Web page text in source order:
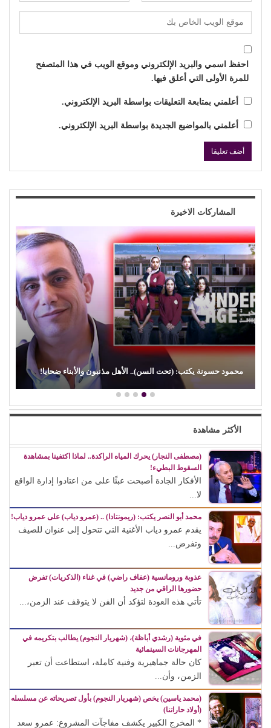
احفظ اسمي والبريد الإلكتروني وموقع الويب في هذا المتصفح
للمرة الأولى التي أعلق فيها.
أعلمني بمتابعة التعليقات بواسطة البريد الإلكتروني.
أعلمني بالمواضيع الجديدة بواسطة البريد الإلكتروني.
المشاركات الاخيرة
(الفن) والسياسة: عندما تتحول الريشة إلى سلاح
الأكثر مشاهدة
(مصطفى النجار) يحرك المياه الراكدة.. لماذا اكتفينا بمشاهدة
السقوط البطيء!
الأفكار الجادة أصبحت عبئًا على من اعتادوا إدارة الواقع
لا...
محمد أبو النصر يكتب: (ريمونتادا) .. (عمرو دياب) على عمرو دياب!
يقدم عمرو دياب الأغنية التي تتحول إلى عنوان للصيف
وتفرض...
عذوبة ورومانسية (عفاف راضي) في غناء (الذكريات) تفرض
حضورها الراقي من جديد
تأتي هذه العودة لتؤكد أن الفن لا يتوقف عند الزمن،...
في مئوية (رشدي أباظة)، (شهريار النجوم) يطالب بتكريمه في
المهرجانات السينمائية
كان حالة جماهيرية وفنية كاملة، استطاعت أن تعبر
الزمن، وأن...
(محمد ياسين) يخص (شهريار النجوم) بأول تصريحاته عن مسلسله
(أولاد حاراتنا)
* المخرج الكبير يكشف مفاجآت المشروع: عمرو سعد